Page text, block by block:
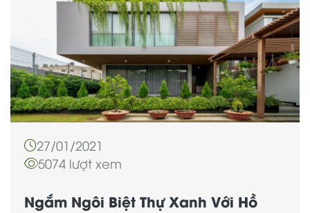
27/01/2021
5074 lượt xem
Ngắm Ngôi Biệt Thự Xanh Với Hồ